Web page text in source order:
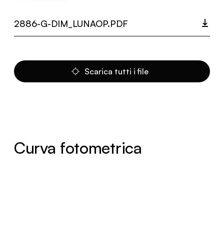
2886-G-DIM_LUNAOP.PDF
Scarica tutti i file
Curva fotometrica